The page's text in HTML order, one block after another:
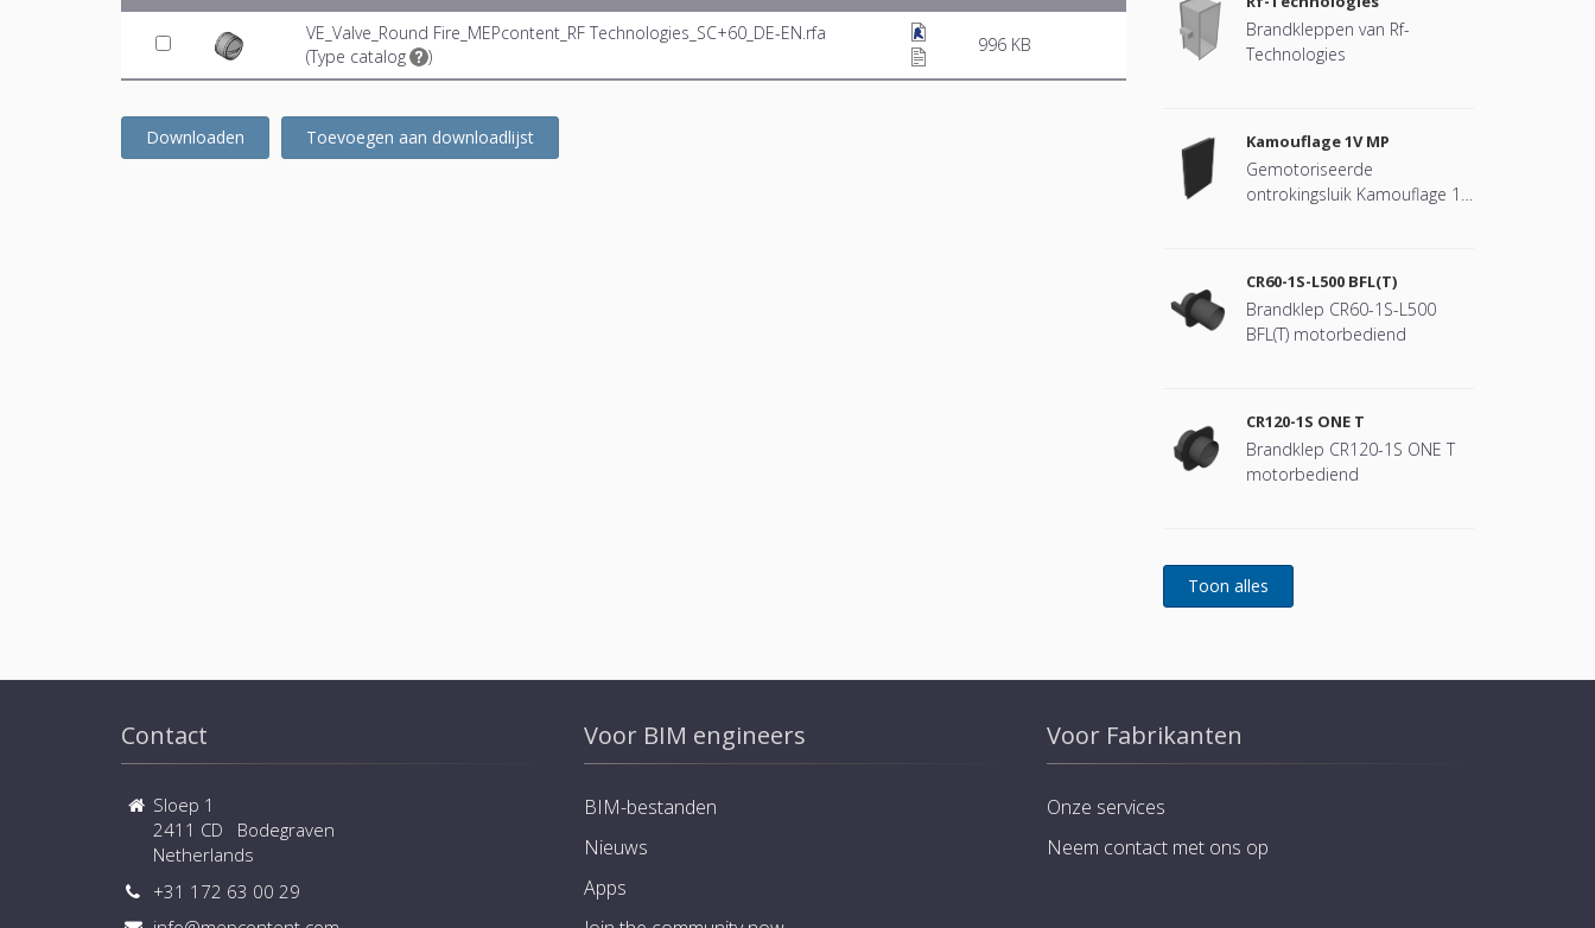
VE_Valve_Round Fire_MEPcontent_RF Technologies_SC+60_DE-EN.rfa
(Type catalog )
996 KB
Downloaden Toevoegen aan downloadlijst
Brandkleppen van Rf-
Technologies
Kamouflage 1V MP
Gemotoriseerde
ontrokingsluik Kamouflage 1V
CR60-1S-L500 BFL(T)
Brandklep CR60-1S-L500
BFL(T) motorbediend
CR120-1S ONE T
Brandklep CR120-1S ONE T
motorbediend
Contact
Sloep 1
2411 CD Bodegraven
Netherlands
+31 172 63 00 29
Voor BIM engineers
BIM-bestanden
Nieuws
Apps
Voor Fabrikanten
Onze services
Neem contact met ons op